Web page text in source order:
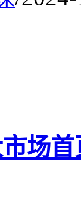
场首